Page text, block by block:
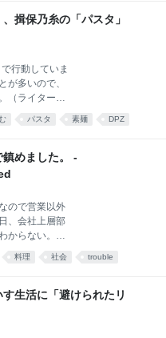
して移植菌が
人で改善が見
ナツを食べ
たのは全体で
かった。 チ
持つ乳児の便
ウスに移植す
揖保乃糸の「パスタ」
行動していま
が多いので、
（ライター
ていたチョウ
乃糸とは 本能
白いそうめん
る食べ物だ。
らでも食べる
もが知るもの
るものではな
前進となる
治20年に誕生
パスタ 素麺 DPZ
鎮めました。 -
ので営業以外
、会社上層部
からない。何
任された。
は？」という
聞くと、クレ
激烈に怒られ
している施設
料理 社会 trouble
生活に「避けられたリ